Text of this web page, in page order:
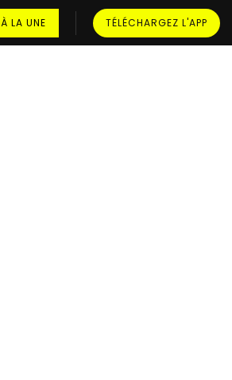
À LA UNE TÉLÉCHARGEZ L'APP